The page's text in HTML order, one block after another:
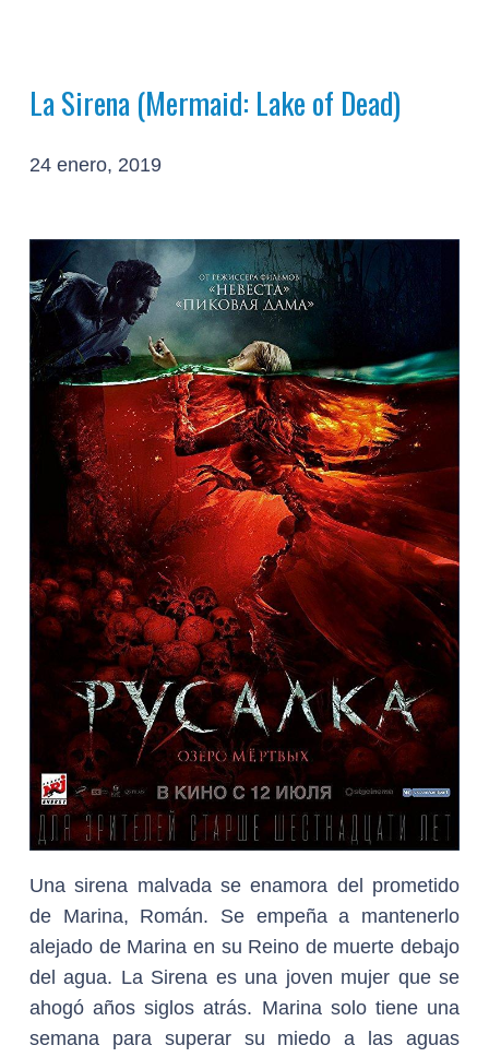
La Sirena (Mermaid: Lake of Dead)
24 enero, 2019
Una sirena malvada se enamora del prometido
de Marina, Román. Se empeña a mantenerlo
alejado de Marina en su Reino de muerte debajo
del agua. La Sirena es una joven mujer que se
ahogó años siglos atrás. Marina solo tiene una
semana para superar su miedo a las aguas